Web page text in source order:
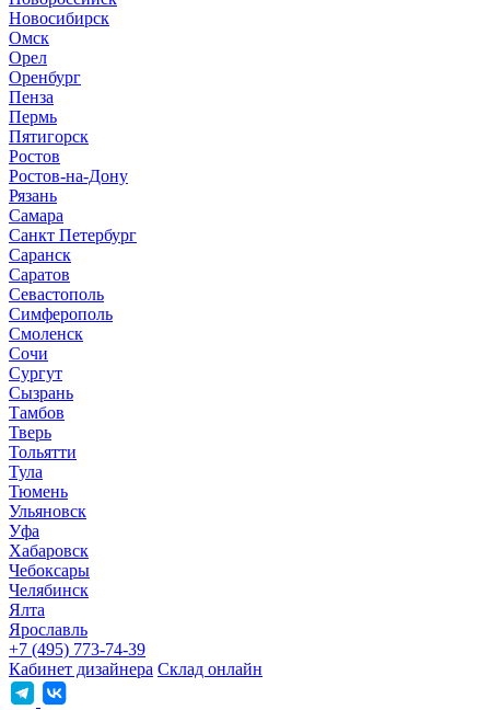
Новосибирск
Омск
Орел
Оренбург
Пенза
Пермь
Пятигорск
Ростов
Ростов-на-Дону
Рязань
Самара
Санкт Петербург
Саранск
Саратов
Севастополь
Симферополь
Смоленск
Сочи
Сургут
Сызрань
Тамбов
Тверь
Тольятти
Тула
Тюмень
Ульяновск
Уфа
Хабаровск
Чебоксары
Челябинск
Ялта
Ярославль
+7 (495) 773-74-39
Кабинет дизайнера Склад онлайн